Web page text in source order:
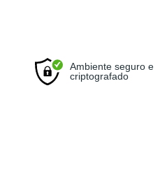
Ambiente seguro e
criptografado